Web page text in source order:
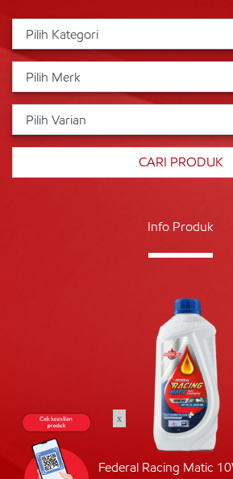
Info Produk
Federal Racing Matic
x